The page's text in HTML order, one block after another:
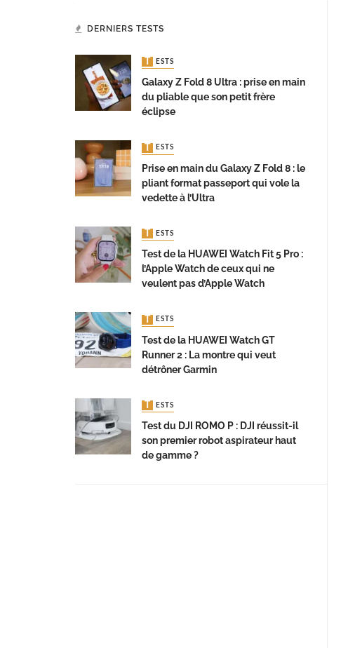
DERNIERS TESTS
TESTS
Galaxy Z Fold 8 Ultra : prise en main
du pliable que son petit frère
éclipse
TESTS
Prise en main du Galaxy Z Fold 8 : le
pliant format passeport qui vole la
vedette à l’Ultra
TESTS
Test de la HUAWEI Watch Fit 5 Pro :
l’Apple Watch de ceux qui ne
veulent pas d’Apple Watch
TESTS
Test de la HUAWEI Watch GT
Runner 2 : La montre qui veut
détrôner Garmin
TESTS
Test du DJI ROMO P : DJI réussit-il
son premier robot aspirateur haut
de gamme ?